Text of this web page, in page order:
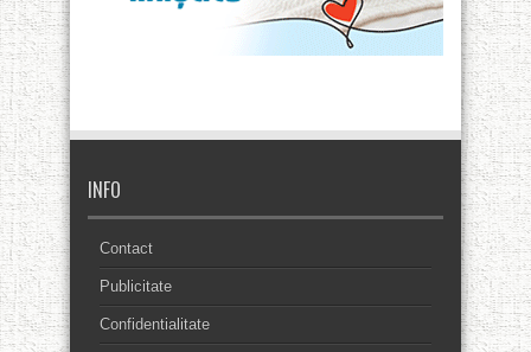
INFO
Contact
Publicitate
Confidentialitate